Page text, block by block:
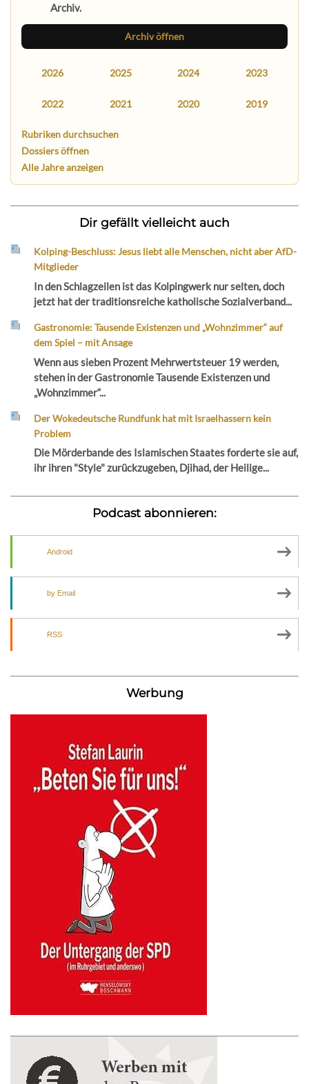
Archiv.
Archiv öffnen
2026 2025 2024 2023
2022 2021 2020 2019
Rubriken durchsuchen
Dossiers öffnen
Alle Jahre anzeigen
Dir gefällt vielleicht auch
Kolping-Beschluss: Jesus liebt alle Menschen, nicht aber AfD-
Mitglieder
In den Schlagzeilen ist das Kolpingwerk nur selten, doch
jetzt hat der traditionsreiche katholische Sozialverband...
Gastronomie: Tausende Existenzen und „Wohnzimmer“ auf
dem Spiel – mit Ansage
Wenn aus sieben Prozent Mehrwertsteuer 19 werden,
stehen in der Gastronomie Tausende Existenzen und
„Wohnzimmer“...
Der Wokedeutsche Rundfunk hat mit Israelhassern kein
Problem
Die Mörderbande des Islamischen Staates forderte sie auf,
ihr ihren "Style" zurückzugeben, Djihad, der Heilige...
Podcast abonnieren:
Android
by Email
RSS
Werbung